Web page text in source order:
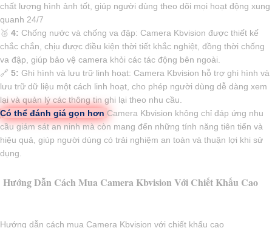
chất lượng hình ảnh tốt, giúp người dùng theo dõi mọi hoạt động xung
quanh 24/7
️🥈 4: Chống nước và chống va đập: Camera Kbvision được thiết kế
chắc chắn, chịu được điều kiện thời tiết khắc nghiệt, đồng thời chống
va đập, giúp bảo vệ camera khỏi các tác động bên ngoài.
🔗 5: Ghi hình và lưu trữ linh hoạt: Camera Kbvision hỗ trợ ghi hình và
lưu trữ dữ liệu một cách linh hoạt, cho phép người dùng dễ dàng xem
lại và quản lý các thông tin ghi lại theo nhu cầu.
Có thể đánh giá gọn hơn Camera Kbvision không chỉ đáp ứng nhu
cầu giám sát an ninh mà còn mang đến những tính năng tiên tiến và
hiệu quả, giúp người dùng có trải nghiệm an toàn và thuận lợi khi sử
dụng.
Hướng Dẫn Cách Mua Camera Kbvision Với Chiết Khấu Cao
Hướng dẫn cách mua Camera Kbvision với chiết khấu cao